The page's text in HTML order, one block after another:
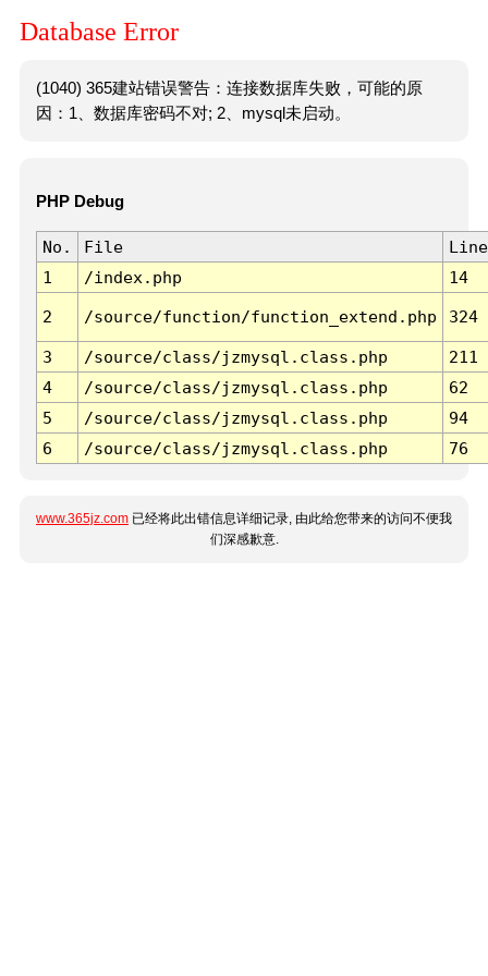
Database Error
(1040) 365建站错误警告：连接数据库失败，可能的原
因：1、数据库密码不对; 2、mysql未启动。
PHP Debug
No. File
Line
1
/index.php 14
2 /source/function/function_extend.php 324
3 /source/class/jzmysql.class.php
211
4
/source/class/jzmysql.class.php
62
5
/source/class/jzmysql.class.php
94
6
/source/class/jzmysql.class.php 76
www.365jz.com 已经将此出错信息详细记录, 由此给您带来的访问不便我
们深感歉意.